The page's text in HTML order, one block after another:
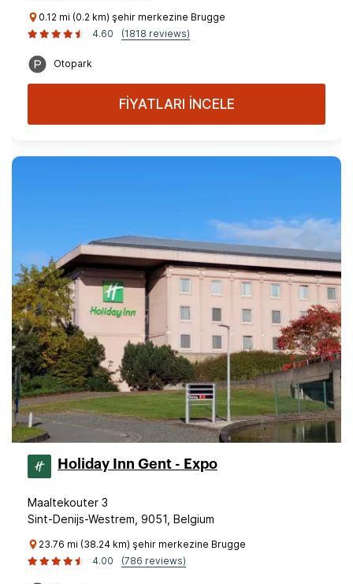
0.12 mi (0.2 km) şehir merkezine Brugge
4.60
(1818 reviews)
Otopark
FİYATLARI İNCELE
Holiday Inn Gent - Expo
Maaltekouter 3
Sint-Denijs-Westrem, 9051, Belgium
23.76 mi (38.24 km) şehir merkezine Brugge
4.00
(786 reviews)